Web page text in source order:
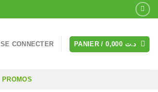
SE CONNECTER PANIER / د.ت
PROMOS